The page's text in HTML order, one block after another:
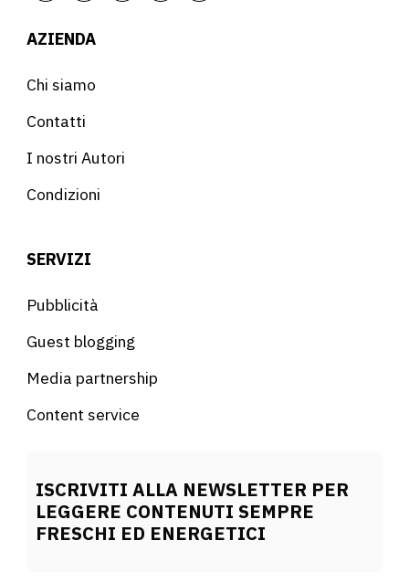
AZIENDA
Chi siamo
Contatti
I nostri Autori
Condizioni
SERVIZI
Pubblicità
Guest blogging
Media partnership
Content service
ISCRIVITI ALLA NEWSLETTER PER
LEGGERE CONTENUTI SEMPRE
FRESCHI ED ENERGETICI